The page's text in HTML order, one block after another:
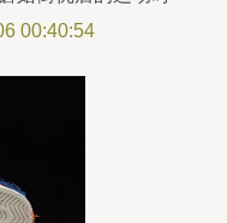
00:40:54